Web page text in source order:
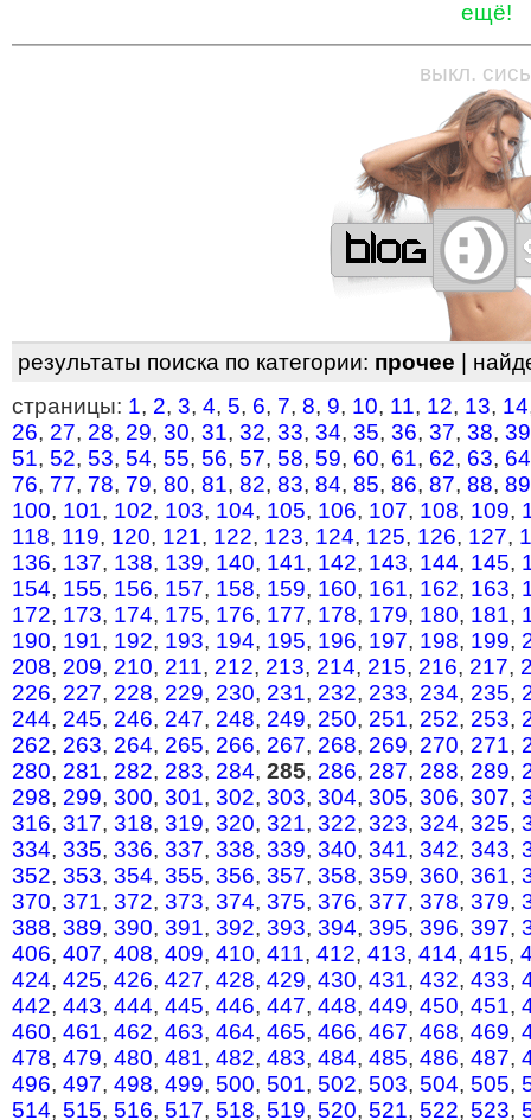
ещё!
—————————————————
выкл.
результаты поиска по категории: прочее |
страницы: 1, 2, 3, 4, 5, 6, 7, 8, 9, 10, 11, 12, 13, 14
26, 27, 28, 29, 30, 31, 32, 33, 34, 35, 36, 37, 38, 39
51, 52, 53, 54, 55, 56, 57, 58, 59, 60, 61, 62, 63, 64
76, 77, 78, 79, 80, 81, 82, 83, 84, 85, 86, 87, 88, 89
100, 101, 102, 103, 104, 105, 106, 107, 108, 109,
118, 119, 120, 121, 122, 123, 124, 125, 126, 127,
136, 137, 138, 139, 140, 141, 142, 143, 144, 145,
154, 155, 156, 157, 158, 159, 160, 161, 162, 163,
172, 173, 174, 175, 176, 177, 178, 179, 180, 181,
190, 191, 192, 193, 194, 195, 196, 197, 198, 199,
208, 209, 210, 211, 212, 213, 214, 215, 216, 217,
226, 227, 228, 229, 230, 231, 232, 233, 234, 235,
244, 245, 246, 247, 248, 249, 250, 251, 252, 253,
262, 263, 264, 265, 266, 267, 268, 269, 270, 271,
280, 281, 282, 283, 284, 285, 286, 287, 288, 289,
298, 299, 300, 301, 302, 303, 304, 305, 306, 307,
316, 317, 318, 319, 320, 321, 322, 323, 324, 325,
334, 335, 336, 337, 338, 339, 340, 341, 342, 343,
352, 353, 354, 355, 356, 357, 358, 359, 360, 361,
370, 371, 372, 373, 374, 375, 376, 377, 378, 379,
388, 389, 390, 391, 392, 393, 394, 395, 396, 397,
406, 407, 408, 409, 410, 411, 412, 413, 414, 415,
424, 425, 426, 427, 428, 429, 430, 431, 432, 433,
442, 443, 444, 445, 446, 447, 448, 449, 450, 451,
460, 461, 462, 463, 464, 465, 466, 467, 468, 469,
478, 479, 480, 481, 482, 483, 484, 485, 486, 487,
496, 497, 498, 499, 500, 501, 502, 503, 504, 505,
514, 515, 516, 517, 518, 519, 520, 521, 522, 523,